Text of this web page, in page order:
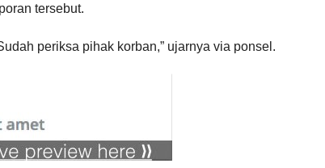
tersebut.
periksa pihak korban,” ujarnya via ponsel.